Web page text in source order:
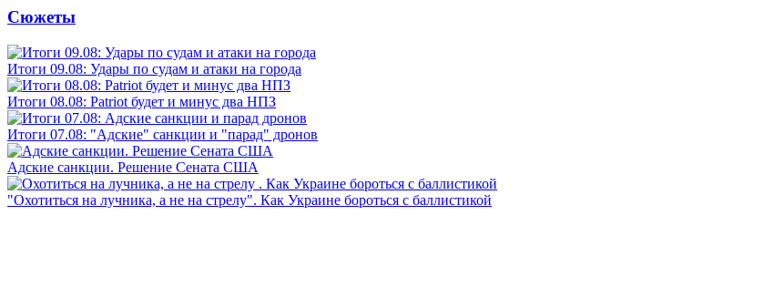
Сюжеты
Итоги 09.08: Удары по судам и атаки на города
Итоги 08.08: Patriot будет и минус два НПЗ
Итоги 07.08: "Адские" санкции и "парад" дронов
Адские санкции. Решение Сената США
"Охотиться на лучника, а не на стрелу". Как Украине бороться с баллистикой